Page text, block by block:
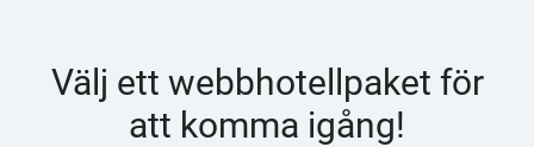
Välj ett webbhotellpaket för
att komma igång!